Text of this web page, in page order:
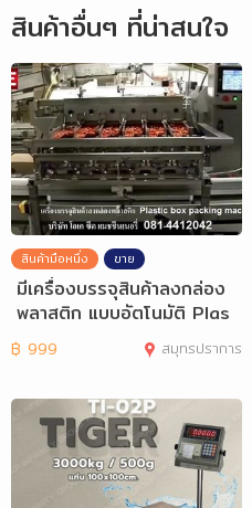
สินค้าอื่นๆ ที่น่าสนใจ
สินค้ามือหนึ่ง ขาย
มีเครื่องบรรจุสินค้าลงกล่อง
พลาสติก แบบอัตโนมัติ Plas
tic Box
฿ 999 สมุทรปราการ